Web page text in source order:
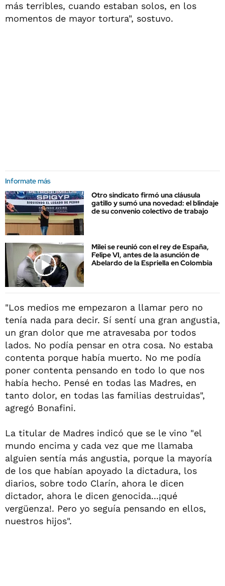
más terribles, cuando estaban solos, en los
momentos de mayor tortura", sostuvo.
Informate más
Otro sindicato firmó una cláusula
gatillo y sumó una novedad: el blindaje
de su convenio colectivo de trabajo
Milei se reunió con el rey de España,
Felipe VI, antes de la asunción de
Abelardo de la Espriella en Colombia
"Los medios me empezaron a llamar pero no
tenía nada para decir. Sí sentí una gran angustia,
un gran dolor que me atravesaba por todos
lados. No podía pensar en otra cosa. No estaba
contenta porque había muerto. No me podía
poner contenta pensando en todo lo que nos
había hecho. Pensé en todas las Madres, en
tanto dolor, en todas las familias destruidas",
agregó Bonafini.
La titular de Madres indicó que se le vino "el
mundo encima y cada vez que me llamaba
alguien sentía más angustia, porque la mayoría
de los que habían apoyado la dictadura, los
diarios, sobre todo Clarín, ahora le dicen
dictador, ahora le dicen genocida...¡qué
vergüenza!. Pero yo seguía pensando en ellos,
nuestros hijos".